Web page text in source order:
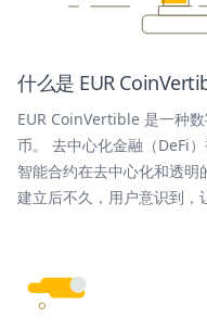
什么是 EUR
EUR CoinVertible 是一种
币。 去中心化金融（DeFi
智能合约在去中心化和透
建立后不久，用户意识到，